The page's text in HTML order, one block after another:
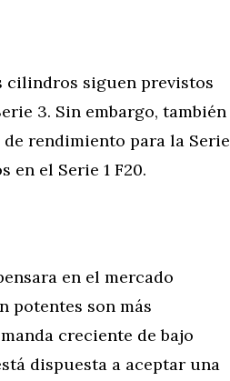
cilindros siguen previstos
3. Sin embargo, también
rendimiento para la Serie
en el Serie 1 F20.
en el mercado
potentes son más
creciente de bajo
dispuesta a aceptar una